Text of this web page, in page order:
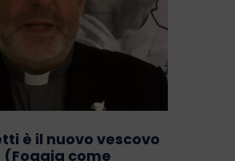
è il nuovo vescovo
come